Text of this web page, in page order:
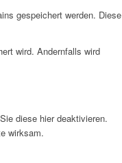
gespeichert werden. Diese
wird. Andernfalls wird
diese hier deaktivieren.
wirksam.